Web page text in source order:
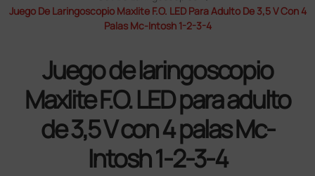
Juego De Laringoscopio Maxlite F.O. LED Para Adulto De 3,5 V Con 4
Palas Mc-Intosh 1-2-3-4
Juego de laringoscopio
Maxlite F.O. LED para adulto
de 3,5 V con 4 palas Mc-
Intosh 1-2-3-4